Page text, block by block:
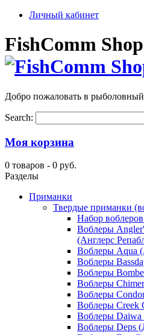
Личный кабинет
FishComm Shop
Добро пожаловать в
Search:
Моя корзина
0 товаров - 0 руб.
Разделы
Приманки
Твердые приманки
Набор
Воблеры
(Англерс
Воблеры Aqua
Воблеры
Воблеры
Воблеры
Воблеры
Воблеры Creek
Воблеры Daiwa
Воблеры Deps